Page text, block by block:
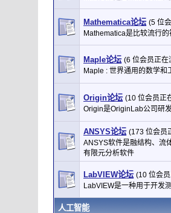
Mathematica论坛 (5 位
Mathematica是比较流行
Maple论坛 (6 位会员正在
Maple : 世界通用的数学和
Origin论坛 (10 位会员正
Origin是OriginLab公司研
ANSYS论坛 (173 位会员
ANSYS软件是融结构、流
有限元分析软件
LabVIEW论坛 (10 位会
LabVIEW是一种用于开发
人工智能